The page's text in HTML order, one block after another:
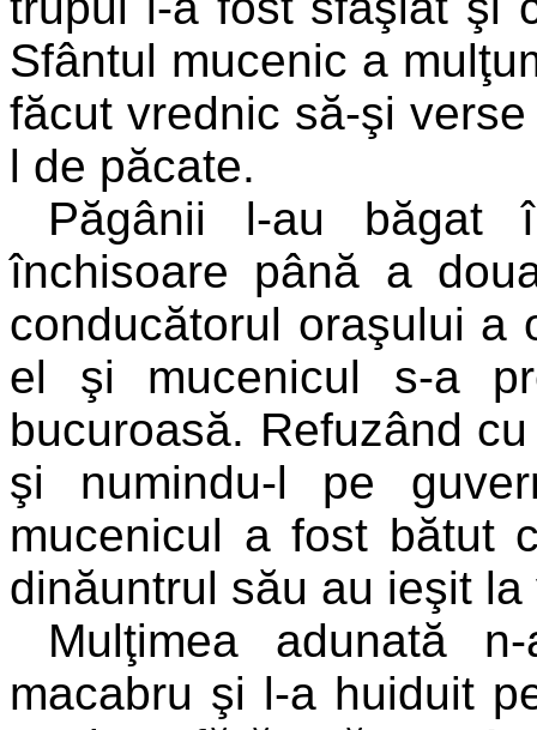
Sfântul mucenic a
făcut vrednic să-şi
l de păcate.
Păgânii l-au
închisoare până a
conducătorul oraşului a
el şi mucenicul s-a
bucuroasă. Refuzând
şi numindu-l pe
mucenicul a fost bătut
dinăuntrul său au ieşit la
Mulţimea adunată
macabru şi l-a huiduit